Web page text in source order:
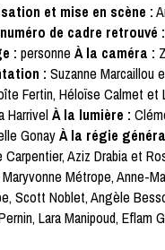
et mise en scène :
de cadre retrouvé :
: personneÀ la caméra :
: Suzanne Marcaillou
Fertin, Héloïse Calmet
HarrivelÀ la lumière :
GonayÀ la régie
Carpentier, Aziz Drabia et
Maryvonne Métrope, Anne-
Scott Noblet, Angèle
Lara Manipoud, Eflam